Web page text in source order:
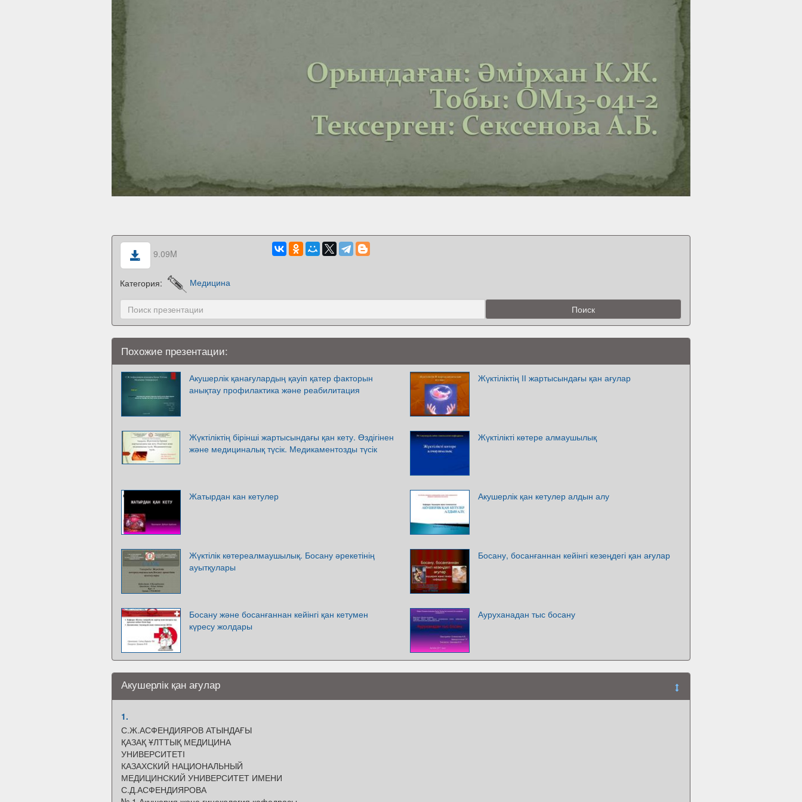
9.09M
Категория: Медицина
Похожие презентации:
Акушерлік қанағулардың қауіп қатер факторын
анықтау профилактика және реабилитация
Жүктіліктің ІІ жартысындағы қан ағулар
Жүктіліктің бірінші жартысындағы қан кету. Өздігінен
және медициналық түсік. Медикаментозды түсік
Жүктілікті көтере алмаушылық
Жатырдан кан кетулер Акушерлік қан кетулер алдын алу
Жүктілік көтереалмаушылық. Босану әрекетінің
ауытқулары
Босану, босанғаннан кейінгі кезеңдегі қан ағулар
Босану және босанғаннан кейінгі қан кетумен
күресу жолдары
Ауруханадан тыс босану
Акушерлік қан ағулар
1.
С.Ж.АСФЕНДИЯРОВ АТЫНДАҒЫ
ҚАЗАҚ ҰЛТТЫҚ МЕДИЦИНА
УНИВЕРСИТЕТІ
КАЗАХСКИЙ НАЦИОНАЛЬНЫЙ
МЕДИЦИНСКИЙ УНИВЕРСИТЕТ ИМЕНИ
С.Д.АСФЕНДИЯРОВА